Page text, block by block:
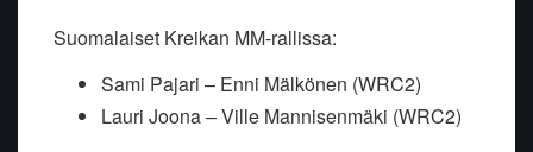
Suomalaiset Kreikan MM-rallissa:
Sami Pajari – Enni Mälkönen (WRC2)
Lauri Joona – Ville Mannisenmäki (WRC2)